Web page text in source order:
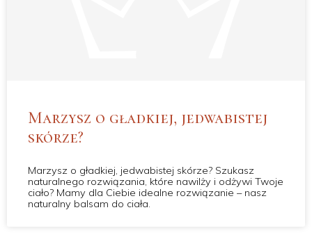
Marzysz o gładkiej, jedwabistej
skórze?
Marzysz o gładkiej, jedwabistej skórze? Szukasz
naturalnego rozwiązania, które nawilży i odżywi Twoje
ciało? Mamy dla Ciebie idealne rozwiązanie – nasz
naturalny balsam do ciała.